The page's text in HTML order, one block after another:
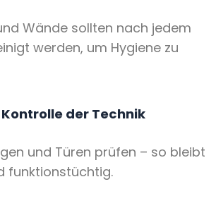
Wände sollten nach jedem
werden, um Hygiene zu
der Technik
und Türen prüfen – so bleibt
funktionstüchtig.